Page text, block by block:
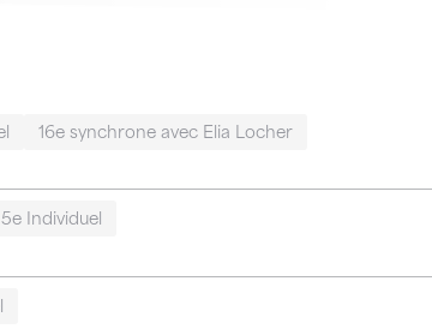
16e synchrone avec Elia Locher
5e Individuel